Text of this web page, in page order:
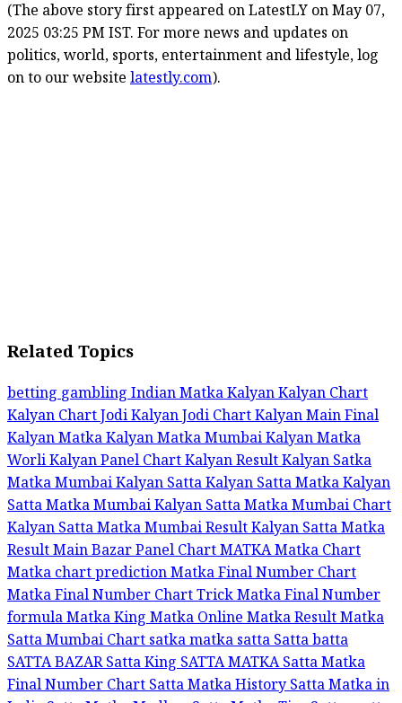
(The above story first appeared on LatestLY on May 07,
2025 03:25 PM IST. For more news and updates on
politics, world, sports, entertainment and lifestyle, log
on to our website latestly.com).
Related Topics
bettinggamblingIndian MatkaKalyanKalyan Chart
Kalyan Chart JodiKalyan Jodi ChartKalyan Main Final
Kalyan MatkaKalyan Matka MumbaiKalyan Matka
WorliKalyan Panel ChartKalyan ResultKalyan Satka
Matka MumbaiKalyan SattaKalyan Satta MatkaKalyan
Satta Matka MumbaiKalyan Satta Matka Mumbai Chart
Kalyan Satta Matka Mumbai ResultKalyan Satta Matka
ResultMain Bazar Panel ChartMATKAMatka Chart
Matka chart predictionMatka Final Number Chart
Matka Final Number Chart TrickMatka Final Number
formulaMatka KingMatka OnlineMatka ResultMatka
SattaMumbai Chartsatka matkasattaSatta batta
SATTA BAZARSatta KingSATTA MATKASatta Matka
Final Number ChartSatta Matka HistorySatta Matka in